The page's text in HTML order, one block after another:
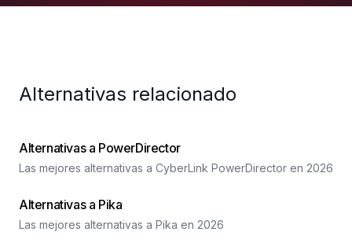
Alternativas relacionado
Alternativas a PowerDirector
Las mejores alternativas a CyberLink PowerDirector en 2026
Alternativas a Pika
Las mejores alternativas a Pika en 2026